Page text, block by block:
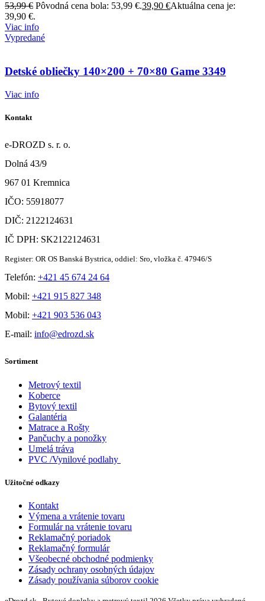
53,99€ Pôvodná cena bola: 53,99 €.39,90 €Aktuálna cena je:
39,90 €.
Viac info
Vypredané
Detské obliečky 140×200 + 70×80 Game 3349
Viac info
Kontakt
e-DROZD s. r. o.
Dolná 43/9
967 01 Kremnica
IČO: 55918077
DIČ: 2122124631
IČ DPH: SK2122124631
Register: OR OS Banská Bystrica, oddiel: Sro, vložka č. 47946/S
Telefón: +421 45 674 24 64
Mobil: +421 915 827 348
Mobil: +421 903 536 043
E-mail: info@edrozd.sk
Sortiment
Metrový textil
Koberce
Bytový textil
Galantéria
Matrace a Rošty
Pančuchy a ponožky
Umelá tráva
PVC /Vynilové podlahy
Užitočné odkazy
Kontakt
Výmena a vrátenie tovaru
Formulár na vrátenie tovaru
Reklamačný poriadok
Reklamačný formulár
Všeobecné obchodné podmienky
Zásady ochrany osobných údajov
Zásady používania súborov cookie